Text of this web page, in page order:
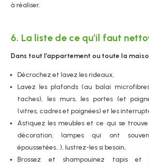
à réaliser.
6. La liste de ce qu’il faut
Dans tout l’appartement ou toute la
Décrochez et lavez les rideaux,
Lavez les plafonds (au balai
taches), les murs, les portes (et
(vitres, cadres et poignées) et les
Astiquez les meubles et ce qui se
décoration, lampes qui ont
époussetées…), lustrez-les si besoin,
Brossez et shampouinez tapis et